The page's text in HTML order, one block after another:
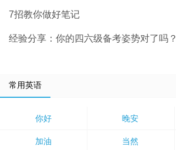
7招教你做好笔记
经验分享：你的四六级备考姿势对了吗？
常用英语
你好 晚安
加油 当然